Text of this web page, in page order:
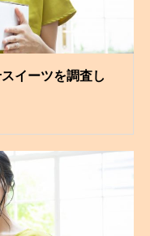
イーツを調査し